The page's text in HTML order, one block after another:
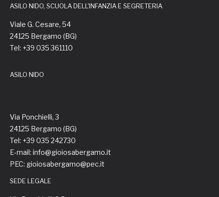
ASILO NIDO, SCUOLA DELL'INFANZIA E SEGRETERIA
Viale G. Cesare, 54
24125 Bergamo (BG)
Tel: +39 035 361110
ASILO NIDO
Via Ponchielli, 3
24125 Bergamo (BG)
Tel: +39 035 242730
E-mail: info@gioiosabergamo.it
PEC: gioiosabergamo@pec.it
SEDE LEGALE